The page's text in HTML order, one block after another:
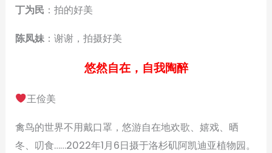
丁为民 ：拍的好美
陈凤妹 ：谢谢，拍摄好美
悠然自在，自我陶醉
王俭美
禽鸟的世界不用戴口罩，悠游自在地欢歌、嬉戏、晒
冬、叨食……2022年1月6日摄于洛杉矶阿凯迪亚植物园。